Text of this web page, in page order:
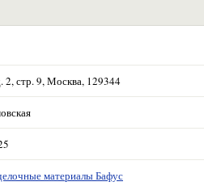
2, стр. 9, Москва, 129344
материалы Бафус